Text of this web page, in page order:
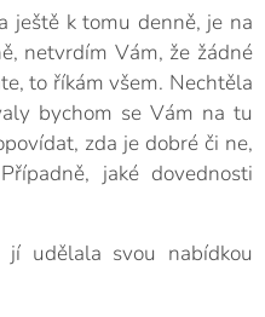
ještě k tomu denně, je na
netvrdím Vám, že žádné
to říkám všem. Nechtěla
bychom se Vám na tu
zda je dobré či ne,
jaké dovednosti
jí udělala svou nabídkou